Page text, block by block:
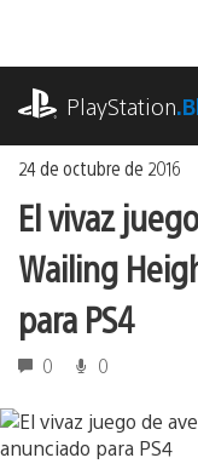
contenido
PlayStation
24 de octubre de 2016
El vivaz
Wailing
para PS4
0 0